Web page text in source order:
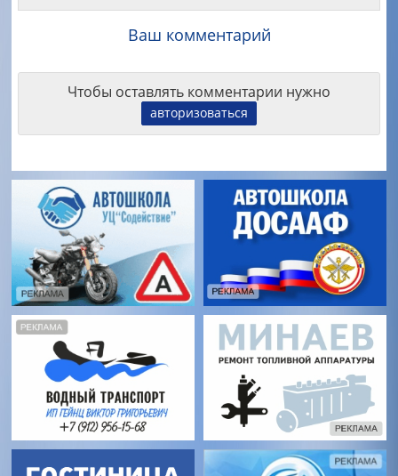
Ваш комментарий
Чтобы оставлять комментарии нужно
авторизоваться